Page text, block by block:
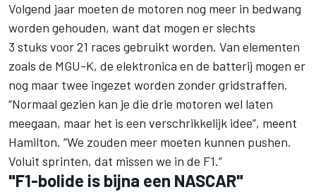
Volgend jaar moeten de motoren nog meer in bedwang
worden gehouden, want dat mogen er slechts
3 stuks voor 21 races gebruikt worden. Van elementen
zoals de MGU-K, de elektronica en de batterij mogen er
nog maar twee ingezet worden zonder gridstraffen.
“Normaal gezien kan je die drie motoren wel laten
meegaan, maar het is een verschrikkelijk idee”, meent
Hamilton. “We zouden meer moeten kunnen pushen.
Voluit sprinten, dat missen we in de F1.”
"F1-bolide is bijna een NASCAR"